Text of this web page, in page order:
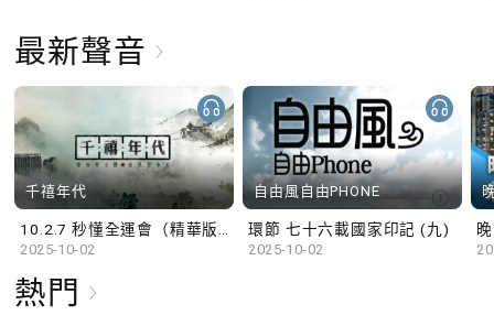
最新聲音
千禧年代
2025-10-02
自由風自由PHONE
環節 七十六載國家印記 (九)
2025-10-02
熱門